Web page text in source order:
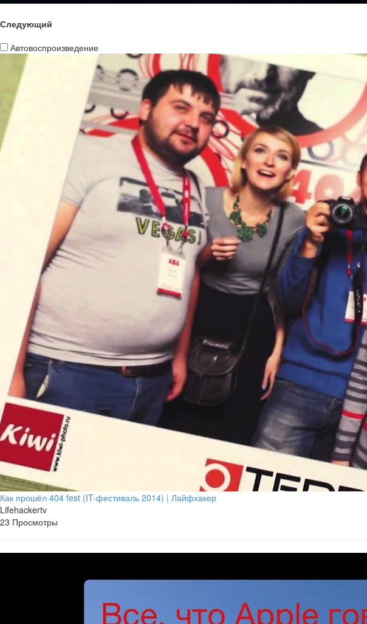
Следующий
Автовоспроизведение
Как прошёл 404 fest (IT-фестиваль 2014) | Лайфхакер
Lifehackertv
23 Просмотры